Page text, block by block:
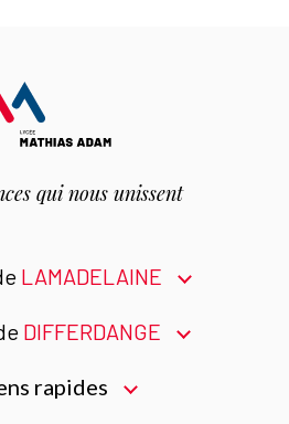
qui nous unissent
LAMADELAINE
DIFFERDANGE
rapides